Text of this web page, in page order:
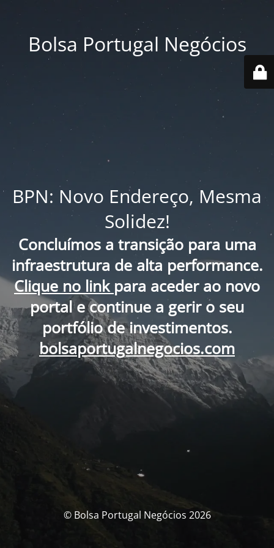
Bolsa Portugal Negócios
BPN: Novo Endereço, Mesma
Solidez!
Concluímos a transição para uma
infraestrutura de alta performance.
Clique no link para aceder ao novo
portal e continue a gerir o seu
portfólio de investimentos.
bolsaportugalnegocios.com
© Bolsa Portugal Negócios 2026